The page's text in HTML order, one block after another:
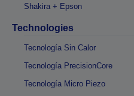
Shakira + Epson
Technologies
Tecnología Sin Calor
Tecnología PrecisionCore
Tecnología Micro Piezo